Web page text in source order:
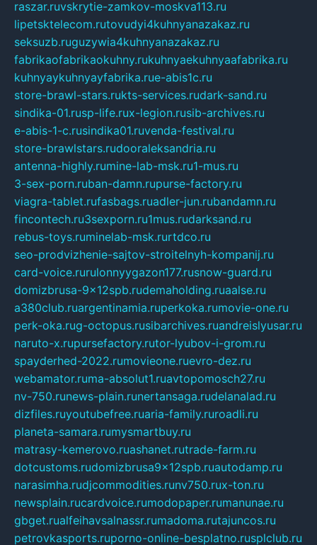
raszar.ruvskrytie-zamkov-moskva113.ru
lipetsktelecom.rutovudyi4kuhnyanazakaz.ru
seksuzb.ruguzywia4kuhnyanazakaz.ru
fabrikaofabrikaokuhny.rukuhnyaekuhnyaafabrika.ru
kuhnyaykuhnyayfabrika.rue-abis1c.ru
store-brawl-stars.rukts-services.rudark-sand.ru
sindika-01.rusp-life.rux-legion.rusib-archives.ru
e-abis-1-c.rusindika01.ruvenda-festival.ru
store-brawlstars.rudooraleksandria.ru
antenna-highly.rumine-lab-msk.ru1-mus.ru
3-sex-porn.ruban-damn.rupurse-factory.ru
viagra-tablet.rufasbags.ruadler-jun.rubandamn.ru
fincontech.ru3sexporn.ru1mus.rudarksand.ru
rebus-toys.ruminelab-msk.rurtdco.ru
seo-prodvizhenie-sajtov-stroitelnyh-kompanij.ru
card-voice.rurulonnyygazon177.rusnow-guard.ru
domizbrusa-9x12spb.rudemaholding.ruaalse.ru
a380club.ruargentinamia.ruperkoka.rumovie-one.ru
perk-oka.rug-octopus.rusibarchives.ruandreislyusar.ru
naruto-x.rupursefactory.rutor-lyubov-i-grom.ru
spayderhed-2022.rumovieone.ruevro-dez.ru
webamator.ruma-absolut1.ruavtopomosch27.ru
nv-750.runews-plain.runertansaga.rudelanalad.ru
dizfiles.ruyoutubefree.ruaria-family.ruroadli.ru
planeta-samara.rumysmartbuy.ru
matrasy-kemerovo.ruashanet.rutrade-farm.ru
dotcustoms.rudomizbrusa9x12spb.ruautodamp.ru
narasimha.rudjcommodities.runv750.rux-ton.ru
newsplain.rucardvoice.rumodopaper.rumanunae.ru
gbget.rualfeihavsalnassr.rumadoma.rutajuncos.ru
petrovkasports.ruporno-online-besplatno.rusplclub.ru